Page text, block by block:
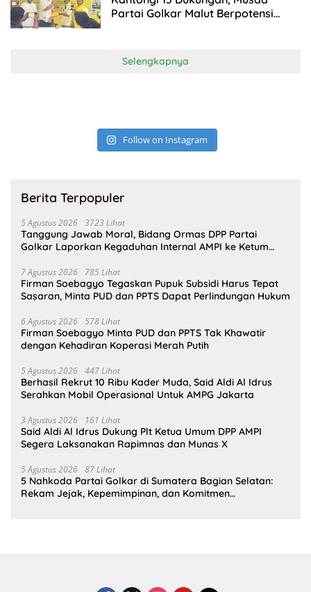
Partai Golkar Malut Berpotensi
Selengkapnya
Follow on Instagram
Berita Terpopuler
5 Agustus 2026 3723 Lihat
Tanggung Jawab Moral, Bidang Ormas DPP Partai
Golkar Laporkan Kegaduhan Internal AMPI ke Ketum
7 Agustus 2026 785 Lihat
Firman Soebagyo Tegaskan Pupuk Subsidi Harus Tepat
Sasaran, Minta PUD dan PPTS Dapat Perlindungan Hukum
6 Agustus 2026 578 Lihat
Firman Soebagyo Minta PUD dan PPTS Tak Khawatir
dengan Kehadiran Koperasi Merah Putih
5 Agustus 2026 447 Lihat
Berhasil Rekrut 10 Ribu Kader Muda, Said Aldi Al Idrus
Serahkan Mobil Operasional Untuk AMPG Jakarta
3 Agustus 2026 161 Lihat
Said Aldi Al Idrus Dukung Plt Ketua Umum DPP AMPI
Segera Laksanakan Rapimnas dan Munas X
5 Agustus 2026 87 Lihat
5 Nahkoda Partai Golkar di Sumatera Bagian Selatan:
Rekam Jejak, Kepemimpinan, dan Komitmen